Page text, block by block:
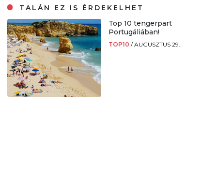
TALÁN EZ IS ÉRDEKELHET
Top 10 tengerpart
Portugáliában!
TOP10 /AUGUSZTUS 29.